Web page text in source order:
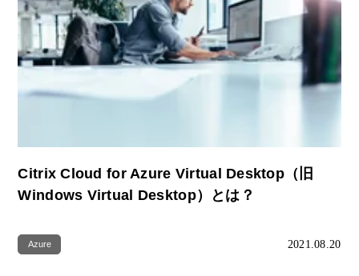
Citrix Cloud for Azure Virtual Desktop（旧
Windows Virtual Desktop）とは？
Azure 2021.08.20